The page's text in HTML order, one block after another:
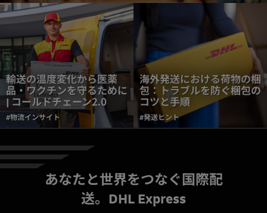
輸送の温度変化から医薬
品・ワクチンを守るために
| コールドチェーン2.0
#物流インサイト
海外発送における荷物の梱
包：トラブルを防ぐ梱包の
コツと手順
#発送ヒント
重量貨物・大型貨物の国際
あなたと世界をつなぐ国際配
送。DHL Express